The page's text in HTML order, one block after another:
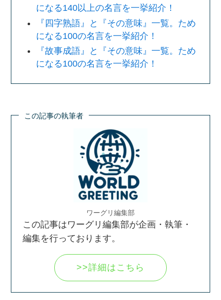
になる140以上の名言を一挙紹介！
『四字熟語』と『その意味』一覧。ため
になる100の名言を一挙紹介！
『故事成語』と『その意味』一覧。ため
になる100の名言を一挙紹介！
この記事の執筆者
ワーグリ編集部
この記事はワーグリ編集部が企画・執筆・
編集を行っております。
>>詳細はこちら